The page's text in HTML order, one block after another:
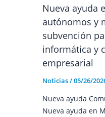
Nueva ayuda
autónomos y
subvención
informática y
empresarial
Noticias/05/26/
Nueva ayuda
Nueva ayuda en